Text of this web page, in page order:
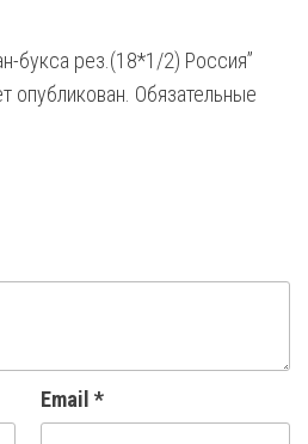
букса рез.(18*1/2) Россия”
опубликован. Обязательные
Email *